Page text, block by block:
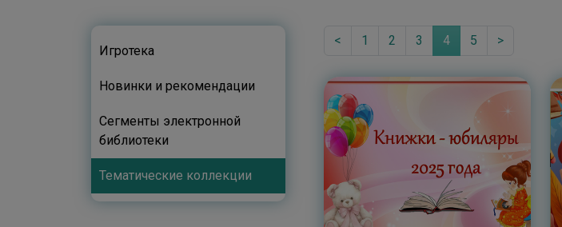
< 1 2 3 4 5 >
Игротека
Новинки и рекомендации
Сегменты электронной
библиотеки
Тематические коллекции